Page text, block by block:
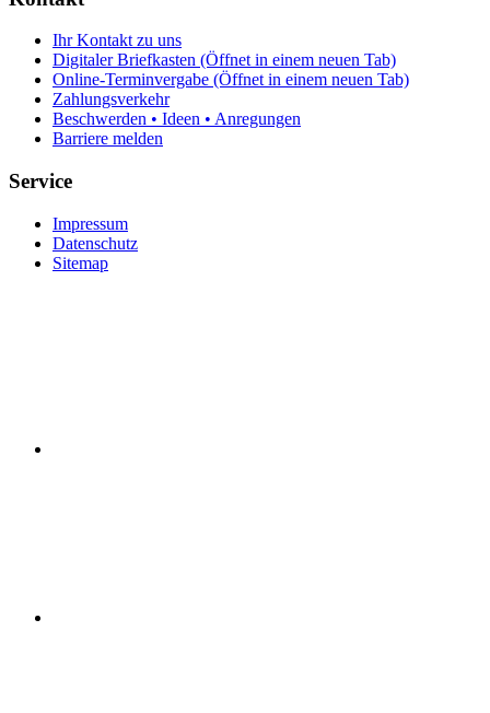
Ihr Kontakt zu uns
Digitaler Briefkasten (Öffnet in einem neuen Tab)
Online-Terminvergabe (Öffnet in einem neuen Tab)
Zahlungsverkehr
Beschwerden • Ideen • Anregungen
Barriere melden
Service
Impressum
Datenschutz
Sitemap